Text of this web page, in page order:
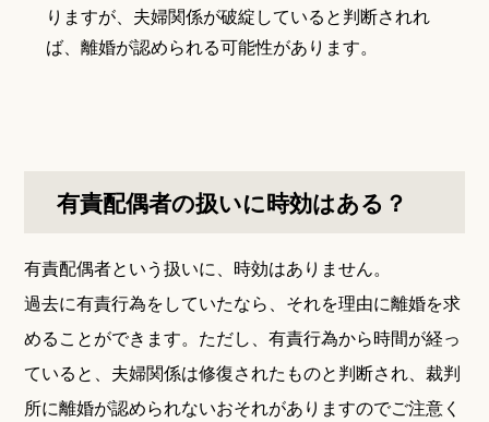
りますが、夫婦関係が破綻していると判断されれ
ば、離婚が認められる可能性があります。
有責配偶者の扱いに時効はある？
有責配偶者という扱いに、時効はありません。
過去に有責行為をしていたなら、それを理由に離婚を求
めることができます。ただし、有責行為から時間が経っ
ていると、夫婦関係は修復されたものと判断され、裁判
所に離婚が認められないおそれがありますのでご注意く